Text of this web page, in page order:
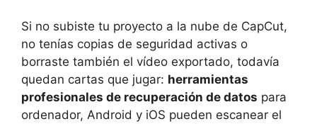
Si no subiste tu proyecto a la nube de CapCut,
no tenías copias de seguridad activas o
borraste también el vídeo exportado, todavía
quedan cartas que jugar: herramientas
profesionales de recuperación de datos para
ordenador, Android y iOS pueden escanear el